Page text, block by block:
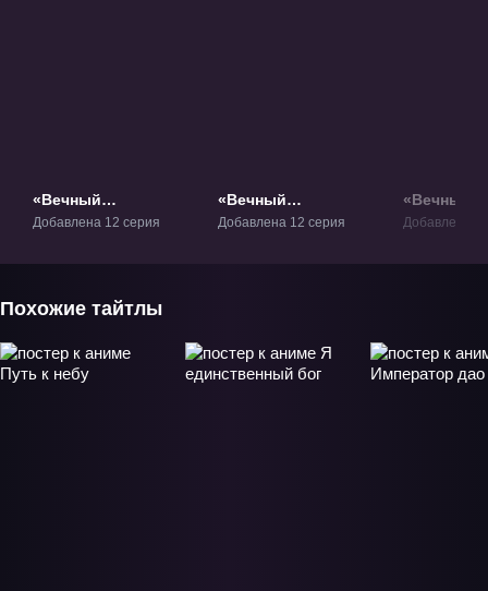
«Вечный
бессмертный
Добавлена 12 серия
«Вечный
бессмертный
Добавлена 12 серия
«Вечный
Добавлена
Похожие тайтлы